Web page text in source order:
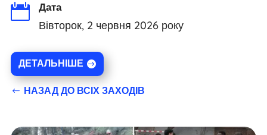

Дата
Вівторок, 2 червня 2026 року
ДЕТАЛЬНІШЕ
НАЗАД ДО ВСІХ ЗАХОДІВ